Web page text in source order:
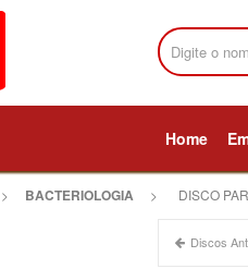
Home
> BACTERIOLOGIA > DISCO
Discos